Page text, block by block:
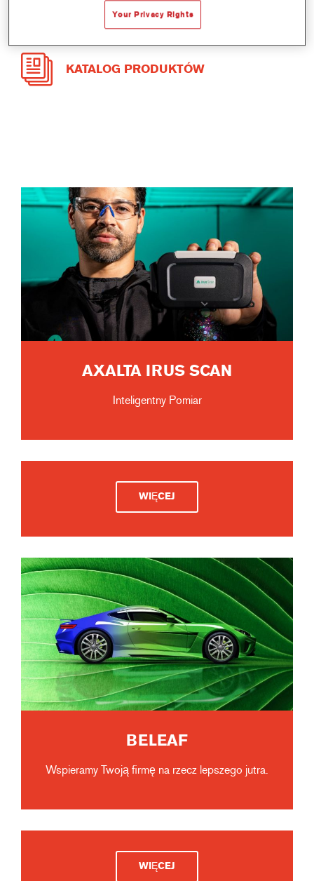
KATALOG PRODUKTÓW
AXALTA IRUS SCAN
Inteligentny Pomiar
WIĘCEJ
BELEAF
Wspieramy Twoją firmę na rzecz lepszego jutra.
WIĘCEJ
Your Privacy Rights